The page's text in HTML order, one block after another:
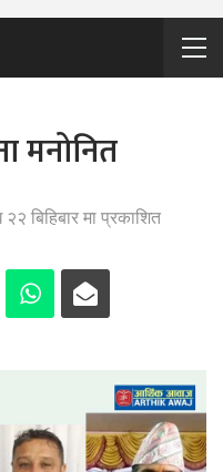
मनोनित
बिहिबार मा प्रकाशित